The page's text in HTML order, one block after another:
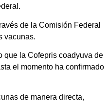
de la Comisión Federal
vacunas.
que la Cofepris coadyuva de
el momento ha confirmado
de manera directa,